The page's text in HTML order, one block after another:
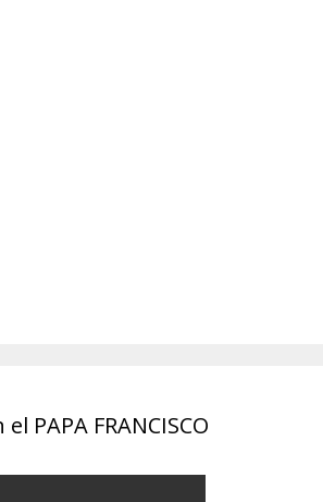
PAPA FRANCISCO